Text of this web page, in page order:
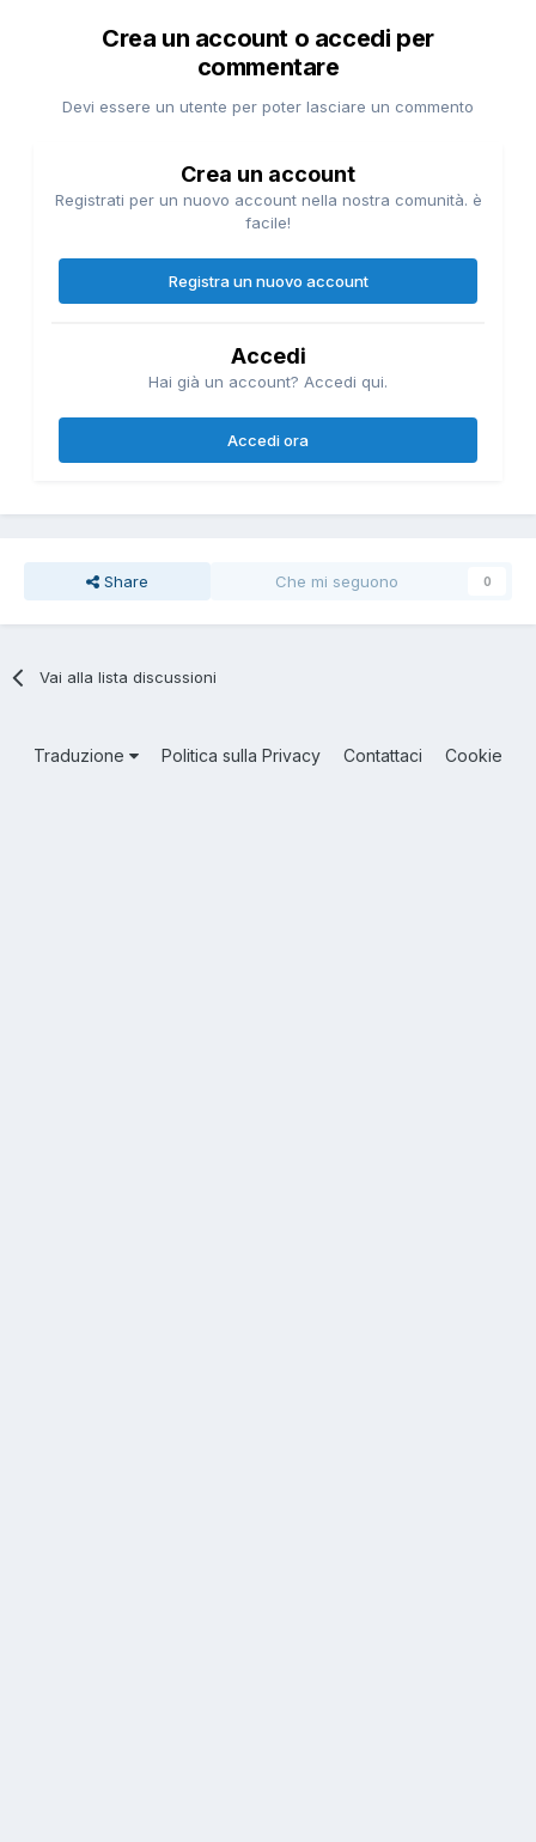
Crea un account o accedi per
commentare
Devi essere un utente per poter lasciare un commento
Crea un account
Registrati per un nuovo account nella nostra comunità. è
facile!
Registra un nuovo account
Accedi
Hai già un account? Accedi qui.
Accedi ora
Share Che mi seguono 0
Vai alla lista discussioni
Traduzione Politica sulla Privacy Contattaci Cookie